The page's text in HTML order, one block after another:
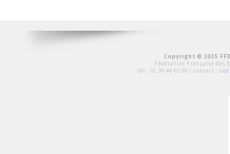
Copyright © 2015
Fédération Française des
tél : 01 39 44 65 80 | contact :